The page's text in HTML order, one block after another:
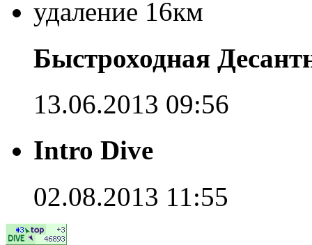
Быстроходная
13.06.2013 09:56
Intro Dive
02.08.2013 11:55